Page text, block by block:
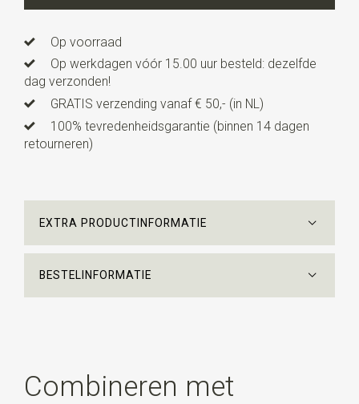
Op voorraad
Op werkdagen vóór 15.00 uur besteld: dezelfde
dag verzonden!
GRATIS verzending vanaf € 50,- (in NL)
100% tevredenheidsgarantie (binnen 14 dagen
retourneren)
EXTRA PRODUCTINFORMATIE
BESTELINFORMATIE
Combineren met